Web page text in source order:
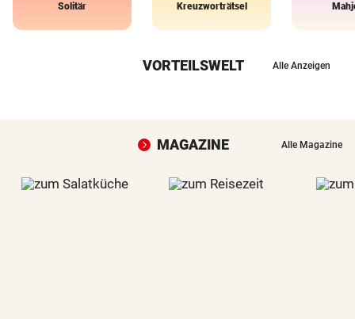
Solitär Kreuzworträtsel
VORTEILSWELT Alle Anzeigen
MAGAZINE Alle Magazine